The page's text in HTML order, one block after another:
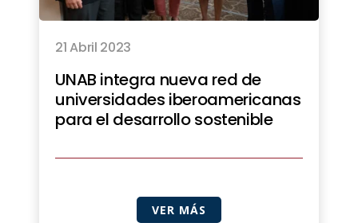
21 Abril 2023
UNAB integra nueva red de
universidades iberoamericanas
para el desarrollo sostenible
VER MÁS